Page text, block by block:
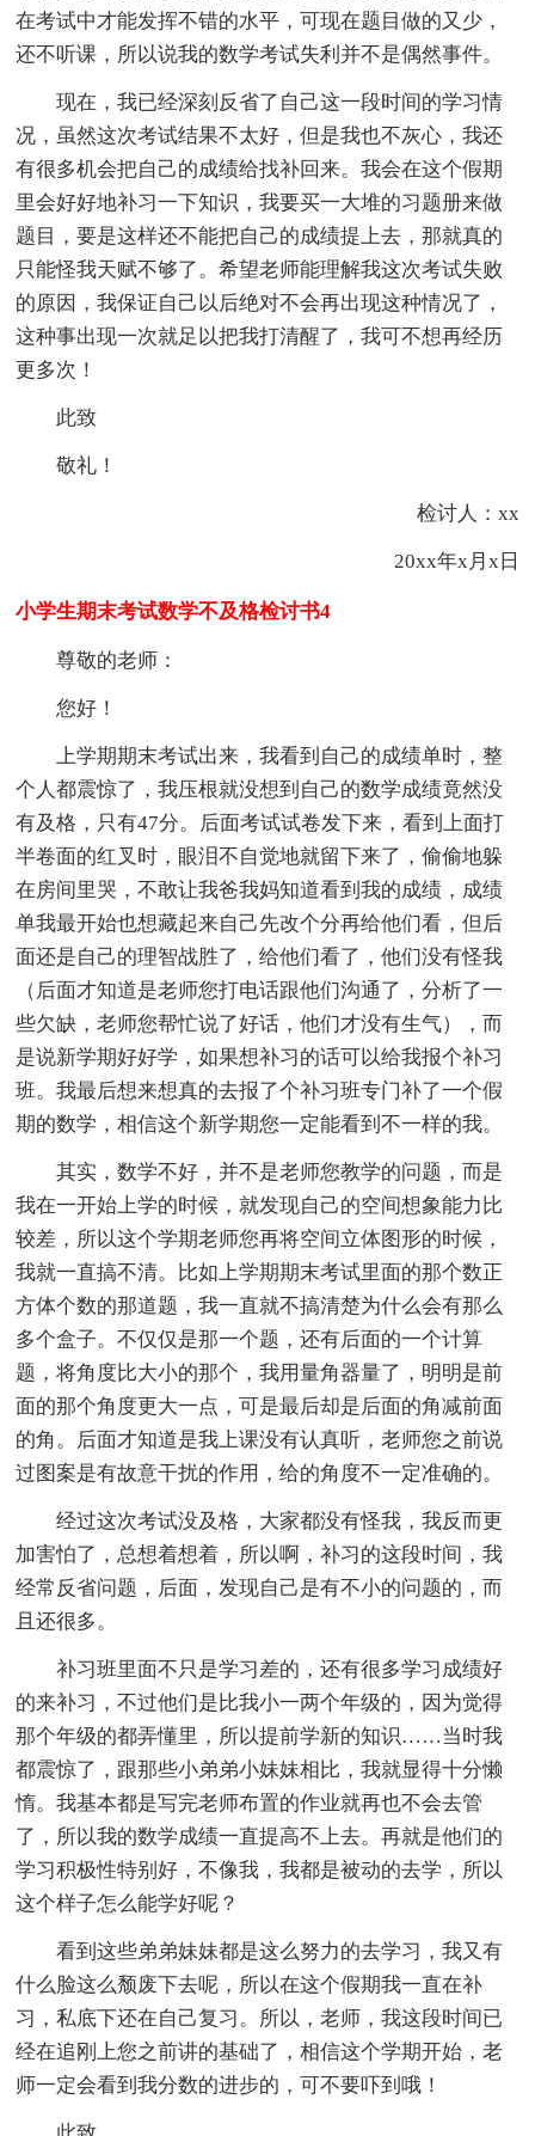
在考试中才能发挥不错的水平，可现在题目做的又少，
还不听课，所以说我的数学考试失利并不是偶然事件。
现在，我已经深刻反省了自己这一段时间的学习情
况，虽然这次考试结果不太好，但是我也不灰心，我还
有很多机会把自己的成绩给找补回来。我会在这个假期
里会好好地补习一下知识，我要买一大堆的习题册来做
题目，要是这样还不能把自己的成绩提上去，那就真的
只能怪我天赋不够了。希望老师能理解我这次考试失败
的原因，我保证自己以后绝对不会再出现这种情况了，
这种事出现一次就足以把我打清醒了，我可不想再经历
更多次！
此致
敬礼！
检讨人：xx
20xx年x月x日
小学生期末考试数学不及格检讨书4
尊敬的老师：
您好！
上学期期末考试出来，我看到自己的成绩单时，整
个人都震惊了，我压根就没想到自己的数学成绩竟然没
有及格，只有47分。后面考试试卷发下来，看到上面打
半卷面的红叉时，眼泪不自觉地就留下来了，偷偷地躲
在房间里哭，不敢让我爸我妈知道看到我的成绩，成绩
单我最开始也想藏起来自己先改个分再给他们看，但后
面还是自己的理智战胜了，给他们看了，他们没有怪我
（后面才知道是老师您打电话跟他们沟通了，分析了一
些欠缺，老师您帮忙说了好话，他们才没有生气），而
是说新学期好好学，如果想补习的话可以给我报个补习
班。我最后想来想真的去报了个补习班专门补了一个假
期的数学，相信这个新学期您一定能看到不一样的我。
其实，数学不好，并不是老师您教学的问题，而是
我在一开始上学的时候，就发现自己的空间想象能力比
较差，所以这个学期老师您再将空间立体图形的时候，
我就一直搞不清。比如上学期期末考试里面的那个数正
方体个数的那道题，我一直就不搞清楚为什么会有那么
多个盒子。不仅仅是那一个题，还有后面的一个计算
题，将角度比大小的那个，我用量角器量了，明明是前
面的那个角度更大一点，可是最后却是后面的角减前面
的角。后面才知道是我上课没有认真听，老师您之前说
过图案是有故意干扰的作用，给的角度不一定准确的。
经过这次考试没及格，大家都没有怪我，我反而更
加害怕了，总想着想着，所以啊，补习的这段时间，我
经常反省问题，后面，发现自己是有不小的问题的，而
且还很多。
补习班里面不只是学习差的，还有很多学习成绩好
的来补习，不过他们是比我小一两个年级的，因为觉得
那个年级的都弄懂里，所以提前学新的知识……当时我
都震惊了，跟那些小弟弟小妹妹相比，我就显得十分懒
惰。我基本都是写完老师布置的作业就再也不会去管
了，所以我的数学成绩一直提高不上去。再就是他们的
学习积极性特别好，不像我，我都是被动的去学，所以
这个样子怎么能学好呢？
看到这些弟弟妹妹都是这么努力的去学习，我又有
什么脸这么颓废下去呢，所以在这个假期我一直在补
习，私底下还在自己复习。所以，老师，我这段时间已
经在追刚上您之前讲的基础了，相信这个学期开始，老
师一定会看到我分数的进步的，可不要吓到哦！